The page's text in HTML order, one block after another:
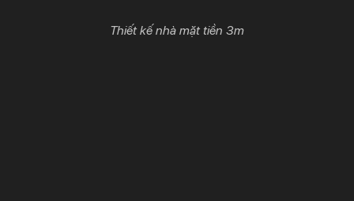
Thiết kế nhà mặt tiền 3m